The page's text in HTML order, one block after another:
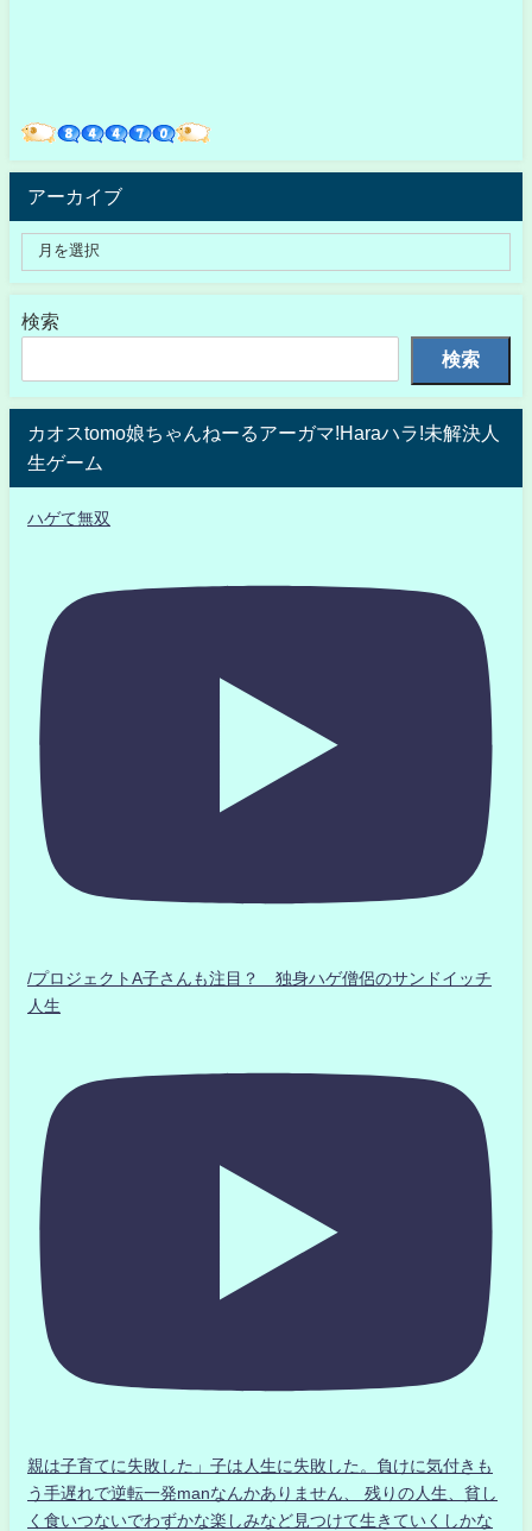
アーカイブ
検索
検索
カオスtomo娘ちゃんねーるアーガマ!Haraハラ!未解決人
生ゲーム
ハゲて無双
/プロジェクトA子さんも注目？ 独身ハゲ僧侶のサンドイッチ
人生
親は子育てに失敗した」子は人生に失敗した。負けに気付きも
う手遅れで逆転一発manなんかありません、 残りの人生、貧し
く食いつないでわずかな楽しみなど見つけて生きていくしかな